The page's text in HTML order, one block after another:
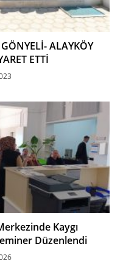
ALAYKÖY
ETTİ
Kaygı
Düzenlendi